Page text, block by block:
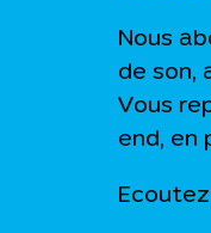
Nous
de son,
Vous
end,